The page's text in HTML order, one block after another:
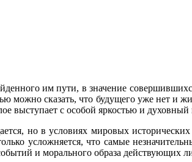
им пути, в зна­чение
можно сказать, что будущего уже нет и
выступает с осо­бой яркостью и
но в условиях мировых
усложняется, что самые
и морального образа действующих